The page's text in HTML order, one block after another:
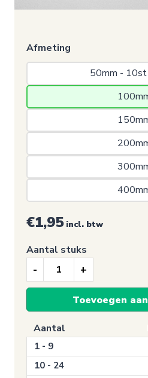
Afmeting
50mm -
€1,95 incl. btw
sticker,
50%
aantal
Aantal stuks
Toevoegen
Aantal
1 - 9
10 - 24